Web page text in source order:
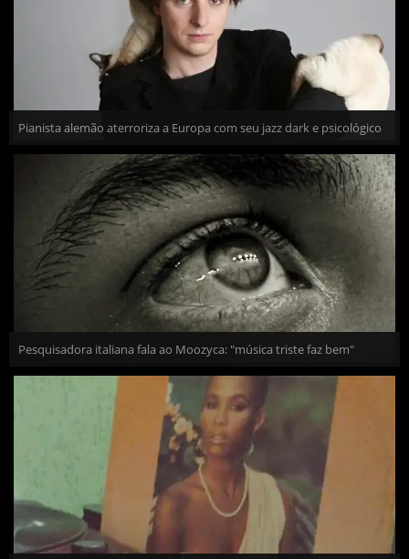
Pianista alemão aterroriza a Europa com seu jazz dark e psicológico
Pesquisadora italiana fala ao Moozyca: "música triste faz bem"